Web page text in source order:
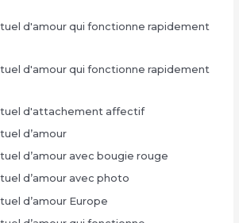
d'amour qui fonctionne rapidement
d'amour qui fonctionne rapidement
d'attachement affectif
d’amour
d’amour avec bougie rouge
d’amour avec photo
d’amour Europe